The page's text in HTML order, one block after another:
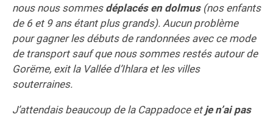
nous nous sommes déplacés en dolmus(nos enfants
de 6 et 9 ans étant plus grands). Aucun problème
pour gagner les débuts de randonnées avec ce mode
de transport sauf que nous sommes restés autour de
Gorëme, exit la Vallée d’Ihlara et les villes
souterraines.
J’attendais beaucoup de la Cappadoce etje n’ai pas